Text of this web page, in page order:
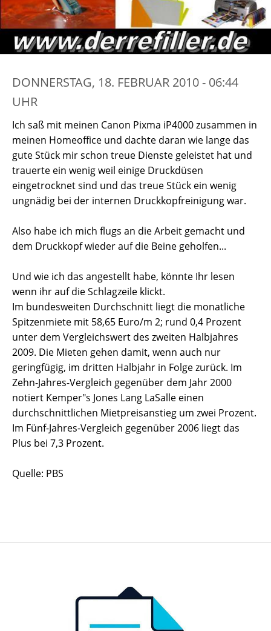
DONNERSTAG, 18. FEBRUAR 2010 - 06:44
UHR
Ich saß mit meinen Canon Pixma iP4000 zusammen in
meinen Homeoffice und dachte daran wie lange das
gute Stück mir schon treue Dienste geleistet hat und
trauerte ein wenig weil einige Druckdüsen
eingetrocknet sind und das treue Stück ein wenig
ungnädig bei der internen Druckkopfreinigung war.
Also habe ich mich flugs an die Arbeit gemacht und
dem Druckkopf wieder auf die Beine geholfen...
Und wie ich das angestellt habe, könnte Ihr lesen
wenn ihr auf die Schlagzeile klickt.
Im bundesweiten Durchschnitt liegt die monatliche
Spitzenmiete mit 58,65 Euro/m 2; rund 0,4 Prozent
unter dem Vergleichswert des zweiten Halbjahres
2009. Die Mieten gehen damit, wenn auch nur
geringfügig, im dritten Halbjahr in Folge zurück. Im
Zehn-Jahres-Vergleich gegenüber dem Jahr 2000
notiert Kemper"s Jones Lang LaSalle einen
durchschnittlichen Mietpreisanstieg um zwei Prozent.
Im Fünf-Jahres-Vergleich gegenüber 2006 liegt das
Plus bei 7,3 Prozent.
Quelle: PBS